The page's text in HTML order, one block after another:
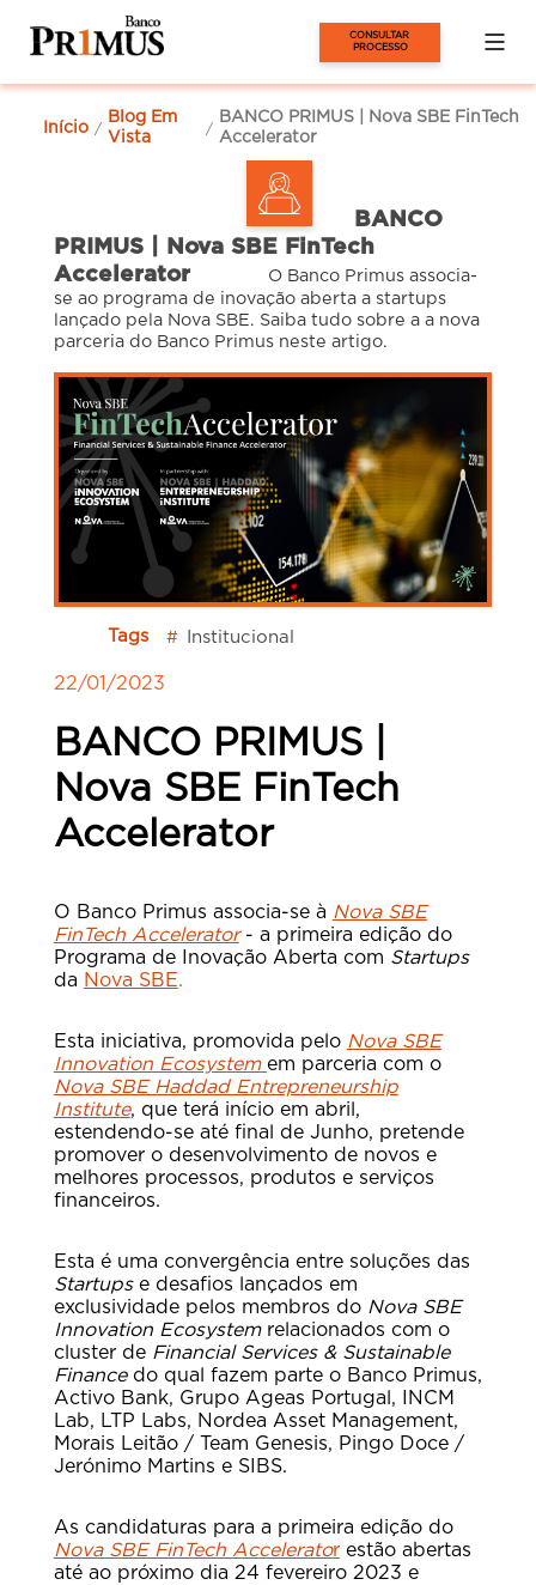
CONSULTAR
PROCESSO
Início /
Blog Em
Vista
/
BANCO PRIMUS | Nova SBE FinTech
Accelerator
BANCO
PRIMUS | Nova SBE FinTech
Accelerator
O Banco Primus associa-
se ao programa de inovação aberta a startups
lançado pela Nova SBE. Saiba tudo sobre a a nova
parceria do Banco Primus neste artigo.
Tags # Institucional
22/01/2023
BANCO PRIMUS |
Nova SBE FinTech
Accelerator
O Banco Primus associa-se à Nova SBE
FinTech Accelerator- a primeira edição do
Programa de Inovação Aberta com Startups
da Nova SBE.
Esta iniciativa, promovida pelo Nova SBE
Innovation Ecosystem em parceria com o
Nova SBE Haddad Entrepreneurship
Institute, que terá início em abril,
estendendo-se até final de Junho, pretende
promover o desenvolvimento de novos e
melhores processos, produtos e serviços
financeiros.
Esta é uma convergência entre soluções das
Startupse desafios lançados em
exclusividade pelos membros doNova SBE
Innovation Ecosystemrelacionados com o
cluster de Financial Services & Sustainable
Financedo qual fazem parte o Banco Primus,
Activo Bank, Grupo Ageas Portugal, INCM
Lab, LTP Labs, Nordea Asset Management,
Morais Leitão / Team Genesis, Pingo Doce /
Jerónimo Martins e SIBS.
As candidaturas para a primeira edição do
Nova SBE FinTech Acceleratorestão abertas
até ao próximo dia 24 fevereiro 2023 e